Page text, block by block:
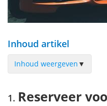
Inhoud artikel
Inhoud weergeven ▼
Parkeren aan de buitenkant
Reserveer